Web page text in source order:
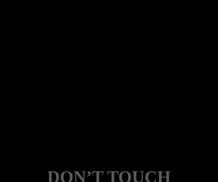
DON’T TOUCH